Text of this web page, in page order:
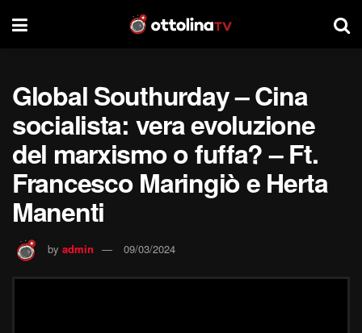
Global Southurday – Cina
socialista: vera evoluzione
del marxismo o fuffa? – Ft.
Francesco Maringiò e Herta
Manenti
by admin 09/03/2024